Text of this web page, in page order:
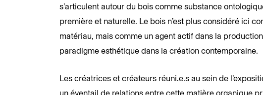
s’articulent autour du bois comme substance
première et naturelle. Le bois n’est plus considéré ici
matériau, mais comme un agent actif dans la
paradigme esthétique dans la création contemporaine.
Les créatrices et créateurs réuni.e.s au sein de
un éventail de relations entre cette matière organique